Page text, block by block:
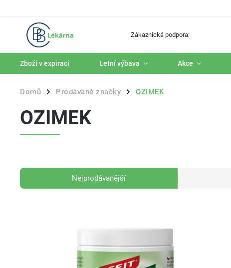
Zákaznická podpora:
Zboží v expiraci Letní výbava Akce
Domů / Prodávané značky / OZIMEK
OZIMEK
Nejprodávanější